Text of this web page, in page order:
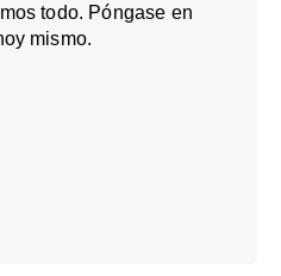
todo. Póngase en
mismo.